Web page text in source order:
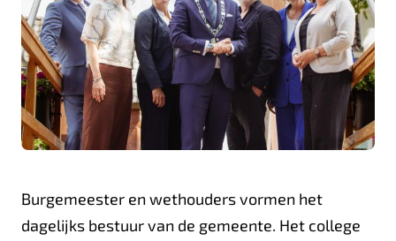
Burgemeester en wethouders vormen het
dagelijks bestuur van de gemeente. Het college